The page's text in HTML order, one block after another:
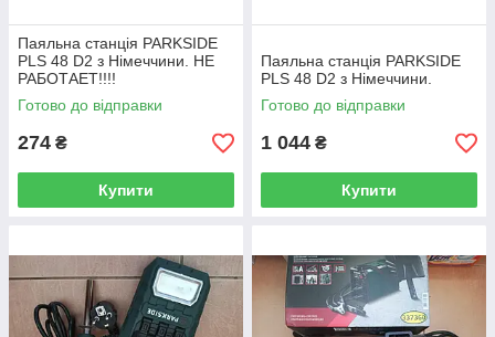
Паяльна станція PARKSIDE
PLS 48 D2 з Німеччини. НЕ
РАБОТАЕТ!!!!
Готово до відправки
274 ₴
Купити
Паяльна станція PARKSIDE
PLS 48 D2 з Німеччини.
Готово до відправки
1 044 ₴
Купити